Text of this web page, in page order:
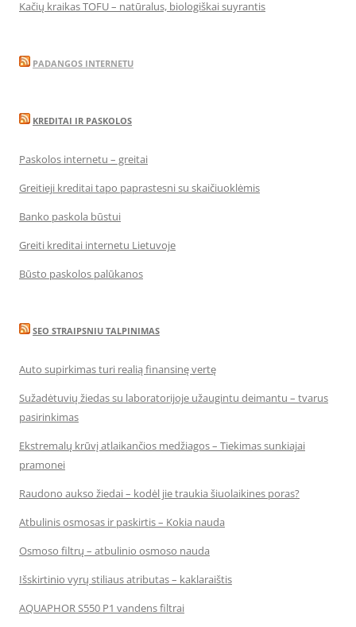
Kačių kraikas TOFU – natūralus, biologiškai suyrantis
PADANGOS INTERNETU
KREDITAI IR PASKOLOS
Paskolos internetu – greitai
Greitieji kreditai tapo paprastesni su skaičiuoklėmis
Banko paskola būstui
Greiti kreditai internetu Lietuvoje
Būsto paskolos palūkanos
SEO STRAIPSNIU TALPINIMAS
Auto supirkimas turi realią finansinę vertę
Sužadėtuvių žiedas su laboratorijoje užaugintu deimantu – tvarus
pasirinkimas
Ekstremalų krūvį atlaikančios medžiagos – Tiekimas sunkiajai
pramonei
Raudono aukso žiedai – kodėl jie traukia šiuolaikines poras?
Atbulinis osmosas ir paskirtis – Kokia nauda
Osmoso filtrų – atbulinio osmoso nauda
Išskirtinio vyrų stiliaus atributas – kaklaraištis
AQUAPHOR S550 P1 vandens filtrai